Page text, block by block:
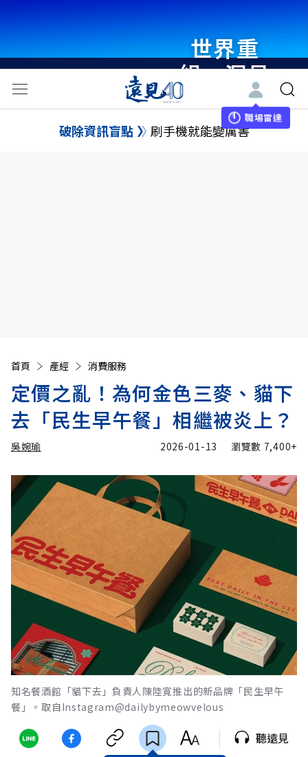
世界重
組・洞見
未來 與
世界領袖
職場雷達
破除資訊盲點 刷手機就能變厲害
首頁 產經 消費服務
定價之亂！為何金色三麥、貓下
去「民生早午餐」相繼被炎上？
吳婉瑜 2026-01-13 瀏覽數 7,400+
知名餐酒館「貓下去」負責人陳陸寬推出的新品牌「民生早午
餐」。取自Instagram@dailybymeowvelous
聽遠見